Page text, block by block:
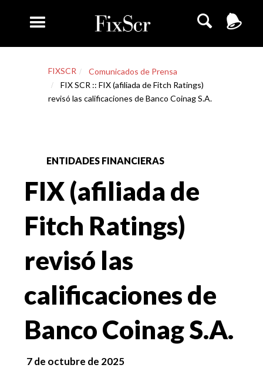
FIXSCR
Comunicados de Prensa
FIX SCR :: FIX (afiliada de Fitch Ratings)
revisó las calificaciones de Banco Coinag S.A.
ENTIDADES FINANCIERAS
FIX (afiliada de
Fitch Ratings)
revisó las
calificaciones de
Banco Coinag S.A.
7 de octubre de 2025